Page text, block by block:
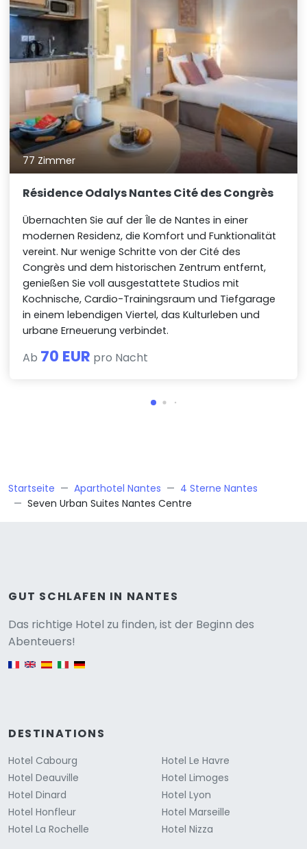
77 Zimmer
Résidence Odalys Nantes Cité des Congrès
Übernachten Sie auf der Île de Nantes in einer
modernen Residenz, die Komfort und Funktionalität
vereint. Nur wenige Schritte von der Cité des
Congrès und dem historischen Zentrum entfernt,
genießen Sie voll ausgestattete Studios mit
Kochnische, Cardio-Trainingsraum und Tiefgarage
in einem lebendigen Viertel, das Kulturleben und
urbane Erneuerung verbindet.
Ab 70 EUR pro Nacht
Startseite Aparthotel Nantes
4 Sterne Nantes
Seven Urban Suites Nantes Centre
GUT SCHLAFEN IN NANTES
Das richtige Hotel zu finden, ist der Beginn des
Abenteuers!
English version
DESTINATIONS
Hotel Cabourg
Hotel Deauville
Hotel Dinard
Hotel Honfleur
Hotel La Rochelle
Hotel Le Havre
Hotel Limoges
Hotel Lyon
Hotel Marseille
Hotel Nizza